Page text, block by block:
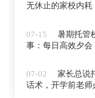
无休止的家校内耗
07-15
暑期托管
事：每日高效夕会
07-02
家长总说
话术，开学前老师